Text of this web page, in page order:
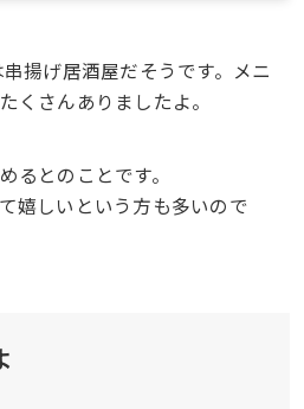
揚げ居酒屋だそうです。メニ
くさんありましたよ。
るとのことです。
嬉しいという方も多いので